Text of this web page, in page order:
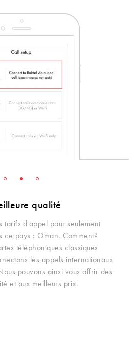
qualité
tarifs d'appel pour seulement
ce pays : Oman. Comment?
téléphoniques classiques
les appels internationaux
pouvons ainsi vous offrir des
et aux meilleurs prix.